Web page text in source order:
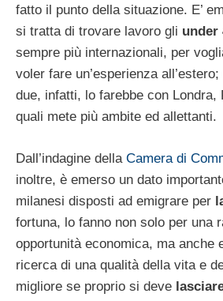
fatto il punto della situazione. E’
si tratta di trovare lavoro gli under
sempre più internazionali, per
voler fare un’esperienza all’estero;
due, infatti, lo farebbe con Londra,
quali mete più ambite ed allettanti.
Dall’indagine della Camera di
inoltre, è emerso un dato
milanesi disposti ad emigrare per
fortuna, lo fanno non solo per una
opportunità economica, ma anche
ricerca di una qualità della vita e
migliore se proprio si deve